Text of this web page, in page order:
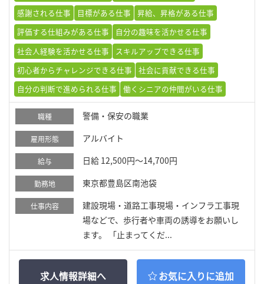
感謝される仕事
目標がある仕事
昇給、昇格がある仕事
評価する仕組みがある仕事
自分の趣味を活かせる仕事
社会人経験を活かせる仕事
スキルアップできる仕事
初心者からチャレンジできる仕事
社会に貢献できる仕事
自分の判断で進められる仕事
働くシニアの仲間がいる仕事
職種 警備・保安の職業
雇用形態 アルバイト
給与 日給 12,500円～14,700円
勤務地 東京都豊島区南池袋
仕事内容
建設現場・道路工事現場・インフラ工事現
場などで、歩行者や車両の誘導をお願いし
ます。 「止まってくだ...
求人情報詳細へ お気に入りに追加